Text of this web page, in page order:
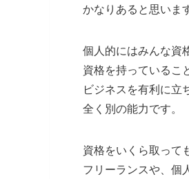
かなりあると思いま
個人的にはみんな資
資格を持っているこ
ビジネスを有利に立
全く別の能力です。
資格をいくら取って
フリーランスや、個